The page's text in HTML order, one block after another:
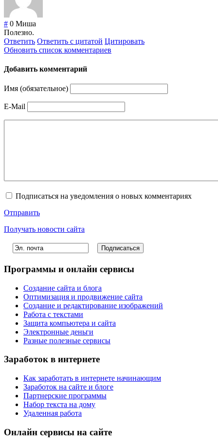
# 0 Миша
Полезно.
Ответить Ответить с цитатой Цитировать
Обновить список комментариев
Добавить комментарий
Имя (обязательное)
E-Mail
Подписаться на уведомления о новых комментариях
Отправить
Получать новости сайта
Программы и онлайн сервисы
Создание сайта и блога
Оптимизация и продвижение сайта
Создание и редактирование изображений
Работа с текстами
Защита компьютера и сайта
Электронные деньги
Разные полезные сервисы
Заработок в интернете
Как заработать в интернете начинающим
Заработок на сайте и блоге
Партнерские программы
Набор текста на дому
Удаленная работа
Онлайн сервисы на сайте